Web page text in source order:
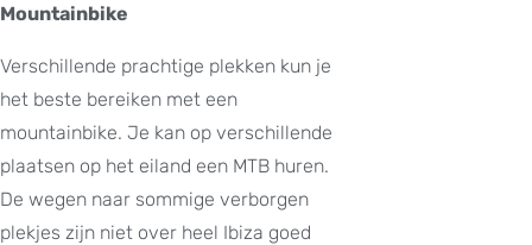
Mountainbike
Verschillende prachtige plekken kun je
het beste bereiken met een
mountainbike. Je kan op verschillende
plaatsen op het eiland een MTB huren.
De wegen naar sommige verborgen
plekjes zijn niet over heel Ibiza goed